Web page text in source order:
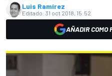
Luis Ramírez
Editado: 31 oct 2018, 15:52
AÑADIR COMO